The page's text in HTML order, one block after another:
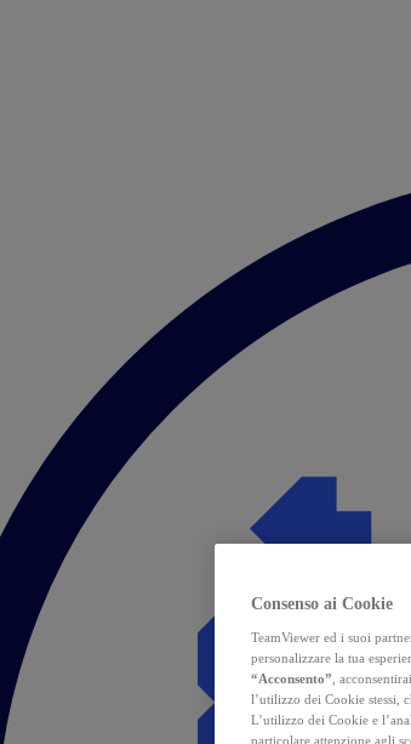
Consenso ai Cookie
TeamViewer ed i suoi
personalizzare la tua
“Acconsento” ,
l’utilizzo dei Cookie stessi,
L’utilizzo dei Cookie e
particolare attenzione agli